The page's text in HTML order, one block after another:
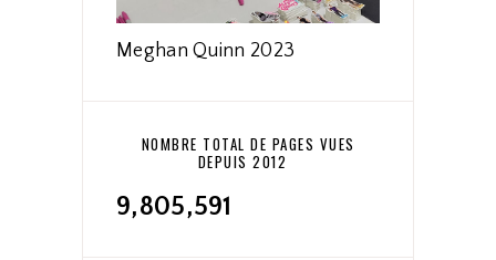
Meghan Quinn 2023
NOMBRE TOTAL DE PAGES VUES
DEPUIS 2012
9,805,591